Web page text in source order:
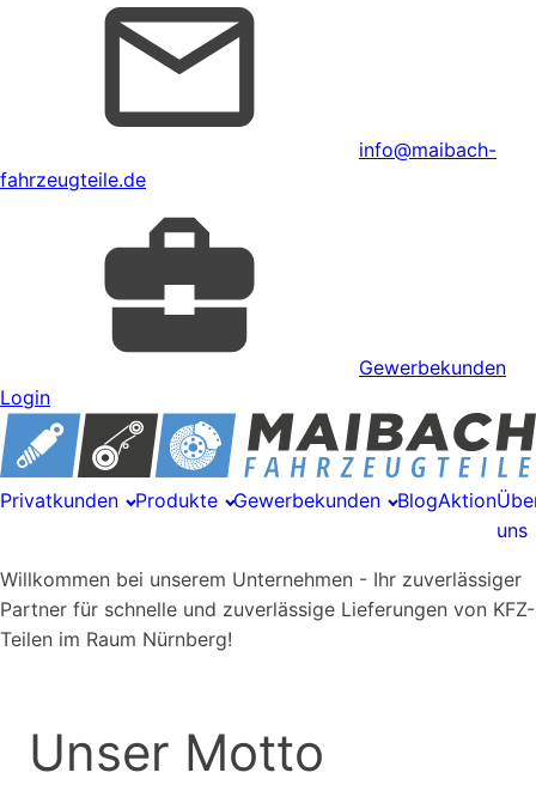
info@maibach-
fahrzeugteile.de
Gewerbekunden
Login
Privatkunden Produkte Gewerbekunden BlogAktion
uns
Willkommen bei unserem Unternehmen - Ihr zuverlässiger
Partner für schnelle und zuverlässige Lieferungen von KFZ-
Teilen im Raum Nürnberg!
Unser Motto